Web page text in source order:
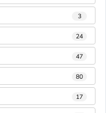
3
24
47
80
17